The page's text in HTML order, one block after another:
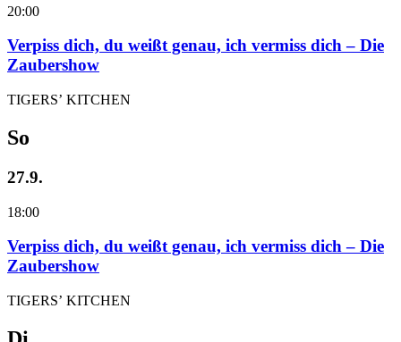
20:00
Verpiss dich, du weißt genau, ich vermiss dich – Die
Zaubershow
TIGERS’ KITCHEN
So
27.9.
18:00
Verpiss dich, du weißt genau, ich vermiss dich – Die
Zaubershow
TIGERS’ KITCHEN